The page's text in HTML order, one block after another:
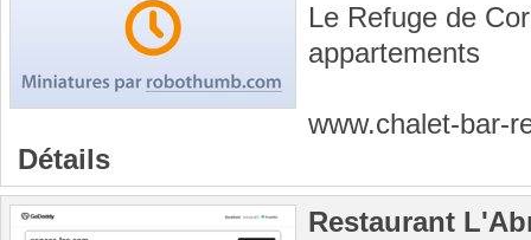
Le Refuge de
appartements
www.chalet-bar-
Détails
Restaurant